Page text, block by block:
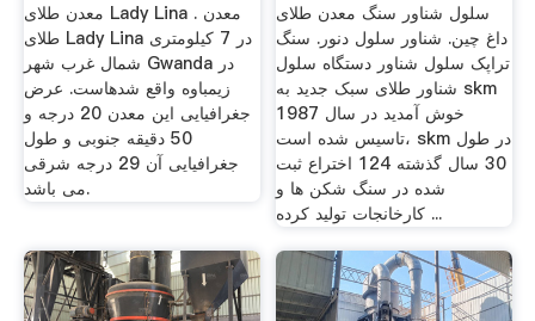
معدن طلای Lady Lina . معدن
طلای Lady Lina در 7 کیلومتری
شمال غرب شهر Gwanda در
زیمباوه واقع شدهاست. عرض
جغرافیایی این معدن 20 درجه و
50 دقیقه جنوبی و طول
جغرافیایی آن 29 درجه شرقی
می باشد.
سلول شناور سنگ معدن طلای
داغ چین. شناور سلول دنور. سنگ
تراپک سلول شناور دستگاه سلول
شناور طلای سبک جدید به skm
خوش آمدید در سال 1987
تاسیس شده است، skm در طول
30 سال گذشته 124 اختراع ثبت
شده در سنگ شکن ها و
کارخانجات تولید کرده ...